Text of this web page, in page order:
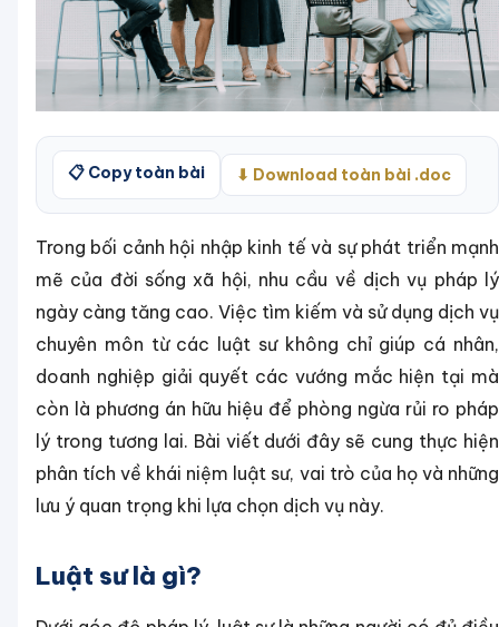
📋 Copy toàn bài ⬇ Download toàn bài .doc
Trong bối cảnh hội nhập kinh tế và sự phát triển mạnh
mẽ của đời sống xã hội, nhu cầu về dịch vụ pháp lý
ngày càng tăng cao. Việc tìm kiếm và sử dụng dịch vụ
chuyên môn từ các luật sư không chỉ giúp cá nhân,
doanh nghiệp giải quyết các vướng mắc hiện tại mà
còn là phương án hữu hiệu để phòng ngừa rủi ro pháp
lý trong tương lai. Bài viết dưới đây sẽ cung thực hiện
phân tích về khái niệm luật sư, vai trò của họ và những
lưu ý quan trọng khi lựa chọn dịch vụ này.
Luật sư là gì?